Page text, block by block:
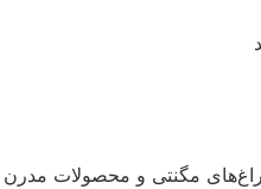
مگنتی و محصولات مدرن